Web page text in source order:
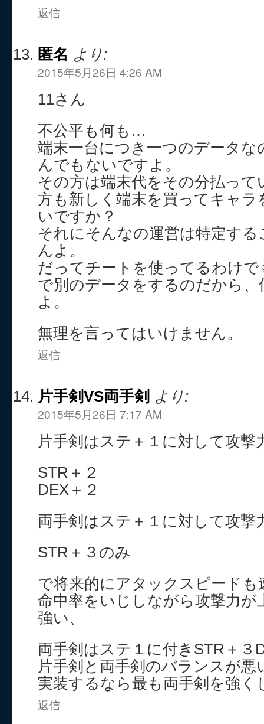
返信
匿名 より:
2015年5月26日 4:26 AM
11さん
不公平も何も…
端末一台につき一つのデータな
んでもないですよ。
その方は端末代をその分払っ
方も新しく端末を買ってキャ
いですか？
それにそんなの運営は特定す
んよ。
だってチートを使ってるわけ
で別のデータをするのだから
よ。
無理を言ってはいけません。
返信
片手剣VS両手剣 より:
2015年5月26日 7:17 AM
片手剣はステ＋１に対して攻撃
STR＋２
DEX＋２
両手剣はステ＋１に対して攻撃
STR＋３のみ
で将来的にアタックスピードも
命中率をいじしながら攻撃力が
強い、
両手剣はステ１に付きSTR＋３
片手剣と両手剣のバランスが悪
実装するなら最も両手剣を強く
返信